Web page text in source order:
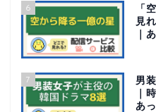
6
「
見
｜
7
男
｜
あ